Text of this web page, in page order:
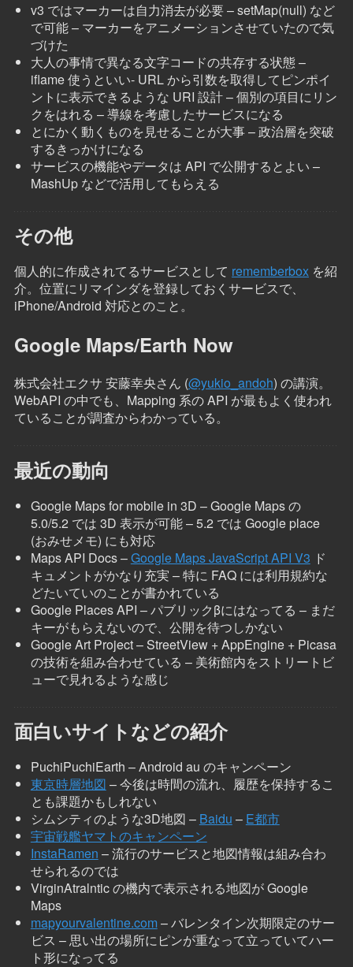
v3 ではマーカーは自力消去が必要 – setMap(null) など
で可能 – マーカーをアニメーションさせていたので気
づけた
大人の事情で異なる文字コードの共存する状態 –
iflame 使うといい- URL から引数を取得してピンポイ
ントに表示できるような URI 設計 – 個別の項目にリン
クをはれる – 導線を考慮したサービスになる
とにかく動くものを見せることが大事 – 政治層を突破
するきっかけになる
サービスの機能やデータは API で公開するとよい –
MashUp などで活用してもらえる
その他
個人的に作成されてるサービスとして rememberbox を紹
介。位置にリマインダを登録しておくサービスで、
iPhone/Android 対応とのこと。
Google Maps/Earth Now
株式会社エクサ 安藤幸央さん (@yukio_andoh) の講演。
WebAPI の中でも、Mapping 系の API が最もよく使われ
ていることが調査からわかっている。
最近の動向
Google Maps for mobile in 3D – Google Maps の
5.0/5.2 では 3D 表示が可能 – 5.2 では Google place
(おみせメモ) にも対応
Maps API Docs –Google Maps JavaScript API V3 ド
キュメントがかなり充実 – 特に FAQ には利用規約な
どたいていのことが書かれている
Google Places API – パブリックβにはなってる – まだ
キーがもらえないので、公開を待つしかない
Google Art Project – StreetView + AppEngine + Picasa
の技術を組み合わせている – 美術館内をストリートビ
ューで見れるような感じ
面白いサイトなどの紹介
PuchiPuchiEarth – Android au のキャンペーン
東京時層地図 – 今後は時間の流れ、履歴を保持するこ
とも課題かもしれない
シムシティのような3D地図 – Baidu – E都市
宇宙戦艦ヤマトのキャンペーン
InstaRamen – 流行のサービスと地図情報は組み合わ
せられるのでは
VirginAtralntic の機内で表示される地図が Google
Maps
mapyourvalentine.com– バレンタイン次期限定のサー
ビス – 思い出の場所にピンが重なって立っていてハー
ト形になってる